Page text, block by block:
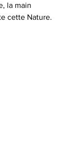
la main
cette Nature.